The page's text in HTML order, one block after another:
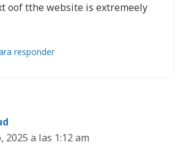
oof tthe website is extremeely
responder
2025 a las 1:12 am